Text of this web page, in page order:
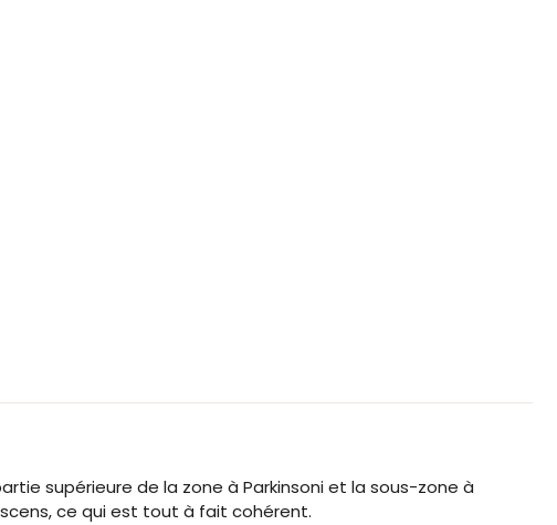
supérieure de la zone à Parkinsoni et la sous-zone à
ce qui est tout à fait cohérent.